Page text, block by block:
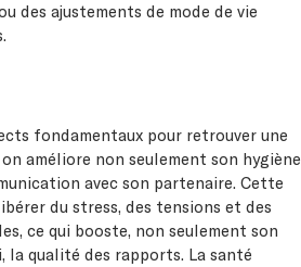
des ajustements de mode de vie
fondamentaux pour retrouver une
améliore non seulement son hygiène
avec son partenaire. Cette
du stress, des tensions et des
ce qui booste, non seulement son
la qualité des rapports. La santé